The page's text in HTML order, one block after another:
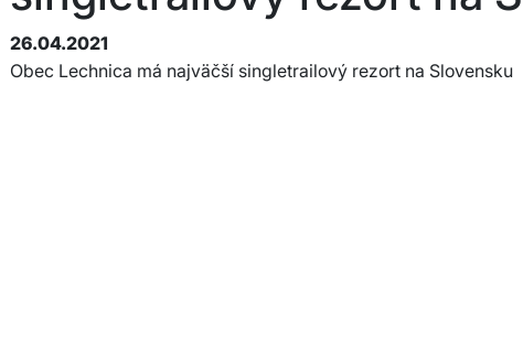
26.04.2021
Obec Lechnica má najväčší singletrailový rezort na Slovensku